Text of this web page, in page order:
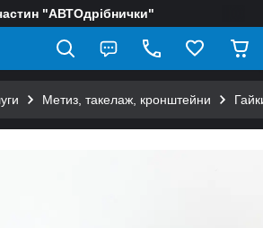
"АВТОдрібнички"
Метиз, такелаж, кронштейни